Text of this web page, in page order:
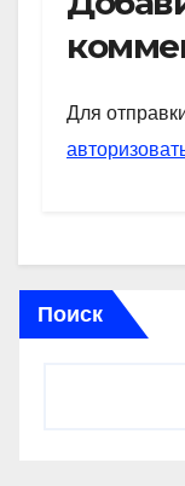
s
A
p
p
Для
Поиск